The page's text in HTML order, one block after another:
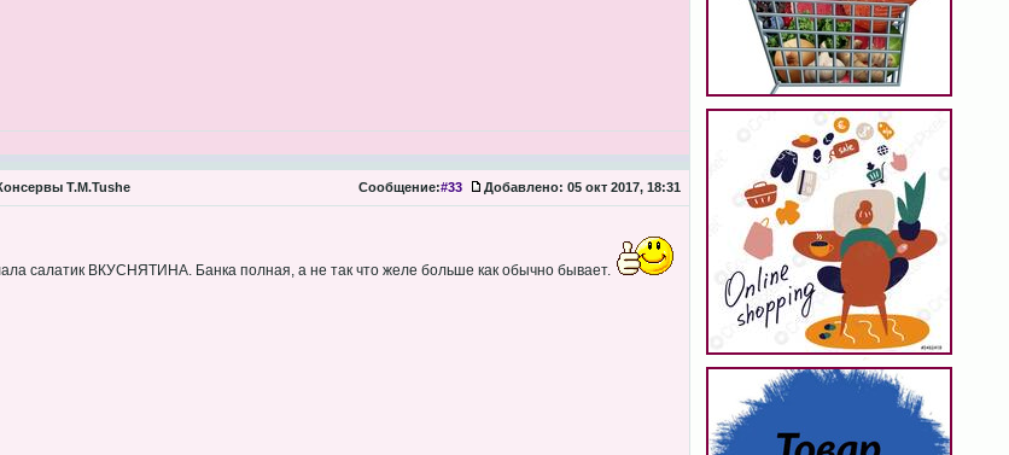
Т.М.Tushe Сообщение:#33 Добавлено: 05 окт 2017, 18:31
салатик ВКУСНЯТИНА. Банка полная, а не так что желе больше как обычно бывает.